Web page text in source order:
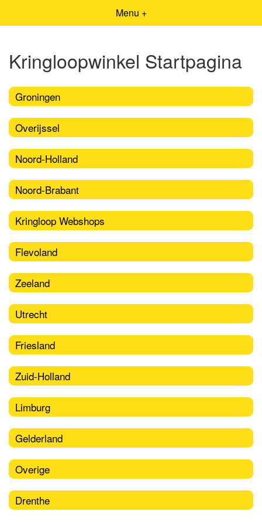
Menu +
Kringloopwinkel Startpagina
Groningen
Overijssel
Noord-Holland
Noord-Brabant
Kringloop Webshops
Flevoland
Zeeland
Utrecht
Friesland
Zuid-Holland
Limburg
Gelderland
Overige
Drenthe